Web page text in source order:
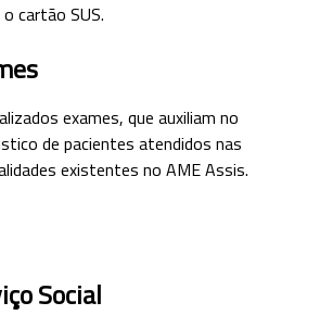
cartão SUS.
exames, que auxiliam no
de pacientes atendidos nas
existentes no AME Assis.
Social